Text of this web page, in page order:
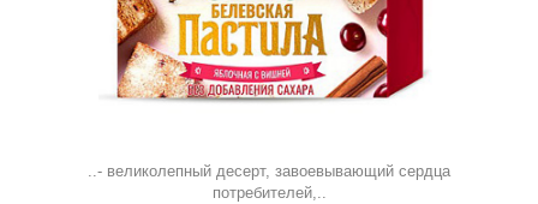
..- великолепный десерт, завоевывающий сердца
потребителей,..